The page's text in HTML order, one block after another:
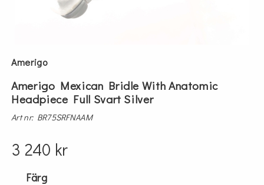
Amerigo
Amerigo Mexican Bridle With Anatomic
Headpiece Full Svart Silver
Art nr: BR75SRFNAAM
3 240 kr
Färg